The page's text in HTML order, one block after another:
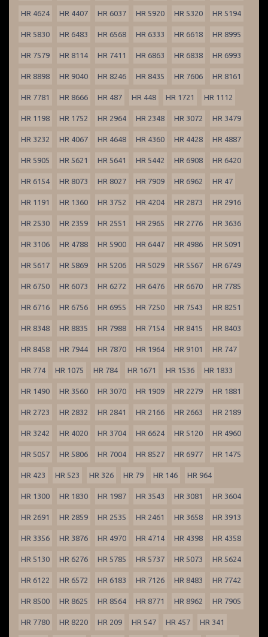
HR 4624 HR 4407 HR 6037 HR 5920 HR 5320 HR 5194
HR 5830 HR 6483 HR 6568 HR 6333 HR 6618 HR 8995
HR 7579 HR 8114 HR 7411 HR 6863 HR 6838 HR 6993
HR 8898 HR 9040 HR 8246 HR 8435 HR 7606 HR 8161
HR 7781 HR 8666 HR 487 HR 448 HR 1721 HR 1112
HR 1198 HR 1752 HR 2964 HR 2348 HR 3072 HR 3479
HR 3232 HR 4067 HR 4648 HR 4360 HR 4428 HR 4887
HR 5905 HR 5621 HR 5641 HR 5442 HR 6908 HR 6420
HR 6154 HR 8073 HR 8027 HR 7909 HR 6962 HR 47
HR 1191 HR 1360 HR 3752 HR 4204 HR 2873 HR 2916
HR 2530 HR 2359 HR 2551 HR 2965 HR 2776 HR 3636
HR 3106 HR 4788 HR 5900 HR 6447 HR 4986 HR 5091
HR 5617 HR 5869 HR 5206 HR 5029 HR 5567 HR 6749
HR 6750 HR 6073 HR 6272 HR 6476 HR 6670 HR 7785
HR 6716 HR 6756 HR 6955 HR 7250 HR 7543 HR 8251
HR 8348 HR 8835 HR 7988 HR 7154 HR 8415 HR 8403
HR 8458 HR 7944 HR 7870 HR 1964 HR 9101 HR 747
HR 774 HR 1075 HR 784 HR 1671 HR 1536 HR 1833
HR 1490 HR 3560 HR 3070 HR 1909 HR 2279 HR 1881
HR 2723 HR 2832 HR 2841 HR 2166 HR 2663 HR 2189
HR 3242 HR 4020 HR 3704 HR 6624 HR 5120 HR 4960
HR 5057 HR 5806 HR 7004 HR 8527 HR 6977 HR 1475
HR 423 HR 523 HR 326 HR 79 HR 146 HR 964
HR 1300 HR 1830 HR 1987 HR 3543 HR 3081 HR 3604
HR 2691 HR 2859 HR 2535 HR 2461 HR 3658 HR 3913
HR 3356 HR 3876 HR 4970 HR 4714 HR 4398 HR 4358
HR 5130 HR 6276 HR 5785 HR 5737 HR 5073 HR 5624
HR 6122 HR 6572 HR 6183 HR 7126 HR 8483 HR 7742
HR 8500 HR 8625 HR 8564 HR 8771 HR 8962 HR 7905
HR 7780 HR 8220 HR 209 HR 547 HR 457 HR 341